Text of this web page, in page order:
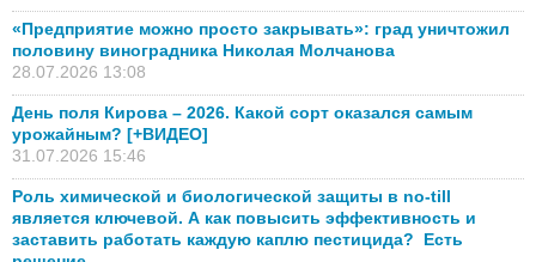
«Предприятие можно просто закрывать»: град уничтожил
половину виноградника Николая Молчанова
28.07.2026 13:08
День поля Кирова – 2026. Какой сорт оказался самым
урожайным? [+ВИДЕО]
31.07.2026 15:46
Роль химической и биологической защиты в no-till
является ключевой. А как повысить эффективность и
заставить работать каждую каплю пестицида? Есть